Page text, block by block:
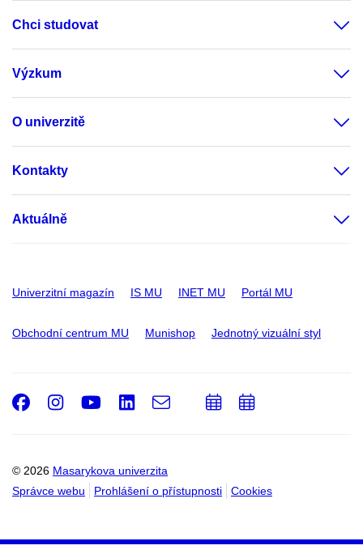
Chci studovat
Výzkum
O univerzitě
Kontakty
Aktuálně
Univerzitní magazín IS MU INET MU Portál MU
Obchodní centrum MU Munishop Jednotný vizuální styl
© 2026 Masarykova univerzita
Správce webu
Prohlášení o přístupnosti Cookies
Facebook
Instagram
Youtube
LinkedIn
e-
PřidatPřidat